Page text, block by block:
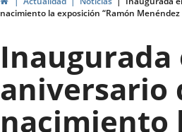
de
Valladolid
nacimiento la exposición “Ramón Menéndez
Inaugurada
aniversario
nacimiento